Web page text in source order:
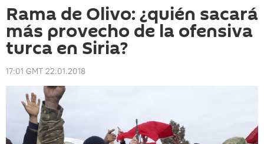
Rama de Olivo: ¿quién sacará
más provecho de la ofensiva
turca en Siria?
17:01 GMT 22.01.2018